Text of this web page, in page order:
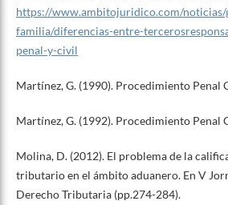
https://www.ambitojuridico.com/
familia/diferencias-entre-
penal-y-civil
Martínez, G. (1990). Procedimiento Penal
Martínez, G. (1992). Procedimiento Penal
Molina, D. (2012). El problema de la
tributario en el ámbito aduanero. En V
Derecho Tributaria (pp.274-284).